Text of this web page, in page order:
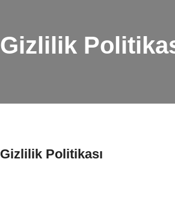
Gizlilik
Gizlilik Politikası